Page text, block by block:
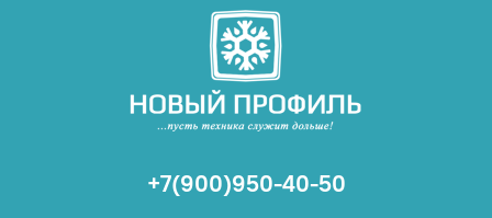
+7(900)950-40-50